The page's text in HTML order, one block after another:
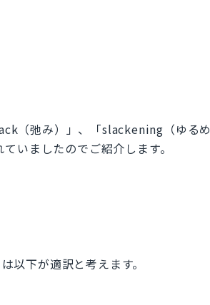
（弛み）」、「slackening（ゆるめ
いましたのでご紹介します。
以下が適訳と考えます。